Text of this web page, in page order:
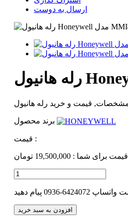
ارسال به دوست
قیمت :
قیمت برای شما : 19,500,000 تومان
افزودن به سبد خرید